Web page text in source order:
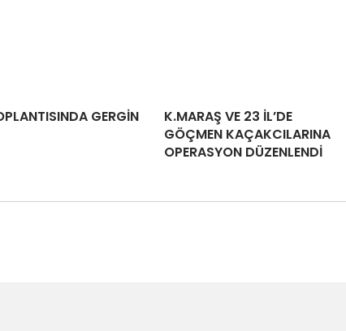
GERGİN
K.MARAŞ VE 23 İL’DE
GÖÇMEN KAÇAKCILARINA
OPERASYON DÜZENLENDİ